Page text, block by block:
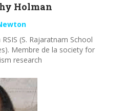
Holman
(S. Rajaratnam School
Membre de la society for
research